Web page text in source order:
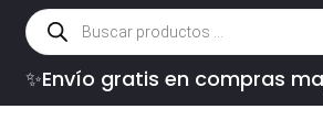
Búsqueda
de
productos
✨Envío gratis en compras